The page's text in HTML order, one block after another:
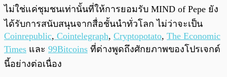
ไม่ใช่แค่ชุมชนเท่านั้นที่ให้การยอมรับ MIND of Pepe ยัง
ได้รับการสนับสนุนจากสื่อชั้นนำทั่วโลก ไม่ว่าจะเป็น
Coinrepublic, Cointelegraph, Cryptopotato, The Economic
Times และ 99Bitcoins ที่ต่างพูดถึงศักยภาพของโปรเจกต์
นี้อย่างต่อเนื่อง